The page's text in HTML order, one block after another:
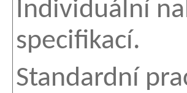
Individuální
specifikací.
Standardní